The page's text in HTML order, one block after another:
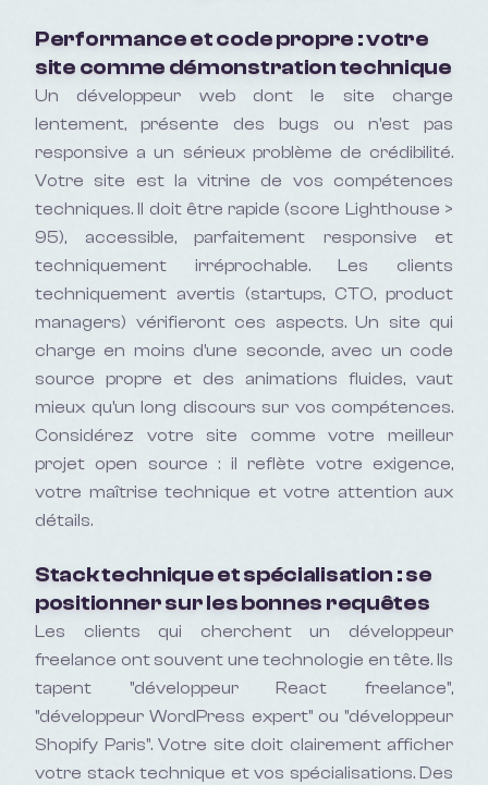
Performance et code propre : votre
site comme démonstration technique
Un développeur web dont le site charge
lentement, présente des bugs ou n'est pas
responsive a un sérieux problème de crédibilité.
Votre site est la vitrine de vos compétences
techniques. Il doit être rapide (score Lighthouse >
95), accessible, parfaitement responsive et
techniquement irréprochable. Les clients
techniquement avertis (startups, CTO, product
managers) vérifieront ces aspects. Un site qui
charge en moins d'une seconde, avec un code
source propre et des animations fluides, vaut
mieux qu'un long discours sur vos compétences.
Considérez votre site comme votre meilleur
projet open source : il reflète votre exigence,
votre maîtrise technique et votre attention aux
détails.
Stack technique et spécialisation : se
positionner sur les bonnes requêtes
Les clients qui cherchent un développeur
freelance ont souvent une technologie en tête. Ils
tapent "développeur React freelance",
"développeur WordPress expert" ou "développeur
Shopify Paris". Votre site doit clairement afficher
votre stack technique et vos spécialisations. Des